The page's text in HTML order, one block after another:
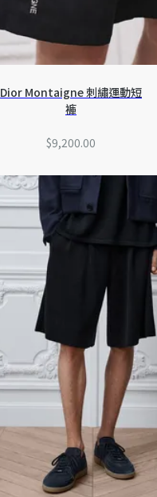
Dior Montaigne 刺繡運動短
褲
$9,200.00